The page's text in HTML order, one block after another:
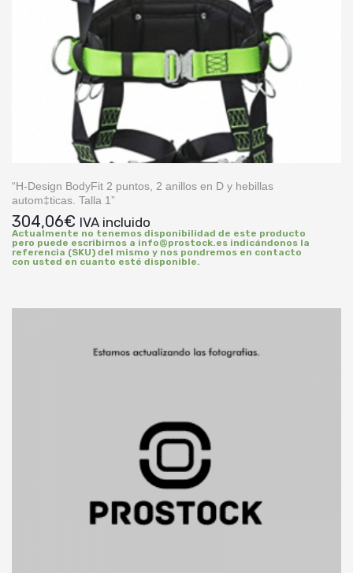
“H-Design BodyFit 2 puntos, 2 anillos en D y hebillas
autom‡ticas. Talla 1”
304,06€ IVA incluido
Actualmente no tenemos disponibilidad de este producto
pero puede escribirnos a info@prostock.es indicándonos la
referencia (SKU) del mismo y nos pondremos en contacto
con usted en cuanto esté disponible.